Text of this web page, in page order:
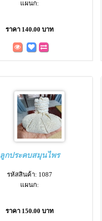
แผนก:
ราคา 140.00 บาท
ลูกประคบสมุนไพร
รหัสสินค้า: 1087
แผนก:
ราคา 150.00 บาท